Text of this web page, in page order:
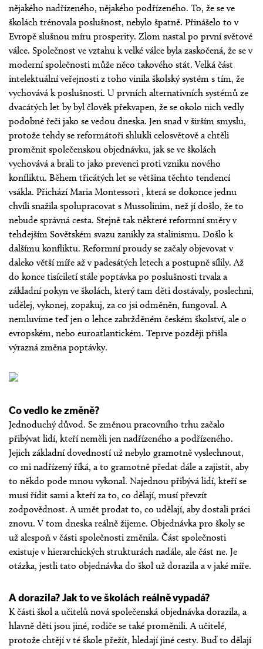
nějakého nadřízeného, nějakého podřízeného. To, že se ve
školách trénovala poslušnost, nebylo špatně. Přinášelo to v
Evropě slušnou míru prosperity. Zlom nastal po první světové
válce. Společnost ve vztahu k velké válce byla zaskočená, že se v
moderní společnosti může něco takového stát. Velká část
intelektuální veřejnosti z toho vinila školský systém s tím, že
vychovává k poslušnosti. U prvních alternativních systémů ze
dvacátých let by byl člověk překvapen, že se okolo nich vedly
podobné řeči jako se vedou dneska. Jen snad v širším smyslu,
protože tehdy se reformátoři shlukli celosvětově a chtěli
proměnit společenskou objednávku, jak se ve školách
vychovává a brali to jako prevenci proti vzniku nového
konfliktu. Během třicátých let se většina těchto tendencí
vsákla. Přichází Maria Montessori , která se dokonce jednu
chvíli snažila spolupracovat s Mussolinim, než jí došlo, že to
nebude správná cesta. Stejně tak některé reformní směry v
tehdejším Sovětském svazu zanikly za stalinismu. Došlo k
dalšímu konfliktu. Reformní proudy se začaly objevovat v
daleko větší míře až v padesátých letech a postupně sílily. Až
do konce tisíciletí stále poptávka po poslušnosti trvala a
základní pokyn ve školách, který tam děti dostávaly, poslechni,
udělej, vykonej, zopakuj, za co jsi odměněn, fungoval. A
nemluvíme teď jen o lehce zabržděném českém školství, ale o
evropském, nebo euroatlantickém. Teprve později přišla
výrazná změna poptávky.
Co vedlo ke změně?
Jednoduchý důvod. Se změnou pracovního trhu začalo
přibývat lidí, kteří neměli jen nadřízeného a podřízeného.
Jejich základní dovedností už nebylo gramotně vyslechnout,
co mi nadřízený říká, a to gramotně předat dále a zajistit, aby
to někdo pode mnou vykonal. Najednou přibývá lidí, kteří se
musí řídit sami a kteří za to, co dělají, musí převzít
zodpovědnost. A umět prodat to, co udělají, aby dostali práci
znovu. V tom dneska reálně žijeme. Objednávka pro školy se
už alespoň v části společnosti změnila. Část společnosti
existuje v hierarchických strukturách nadále, ale část ne. Je
otázka, jestli tato objednávka do škol už dorazila a v jaké míře.
A dorazila? Jak to ve školách reálně vypadá?
K části škol a učitelů nová společenská objednávka dorazila, a
hlavně děti jsou jiné, rodiče se také proměnili. A učitelé,
protože chtějí v té škole přežít, hledají jiné cesty. Buď to dělají